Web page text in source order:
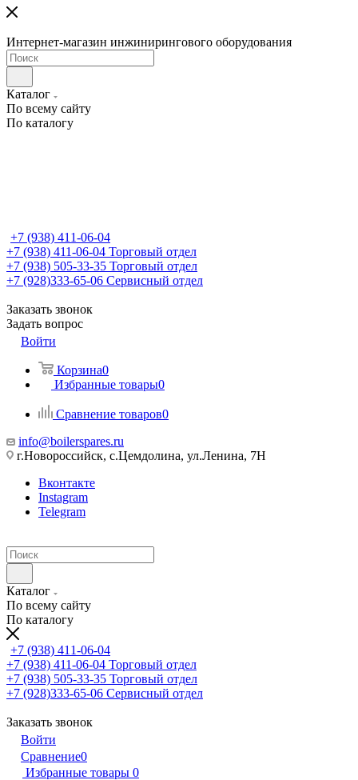
Интернет-магазин инжинирингового оборудования
Каталог
По всему сайту
По каталогу
+7 (938) 411-06-04
+7 (938) 411-06-04 Торговый отдел
+7 (938) 505-33-35 Торговый отдел
+7 (928)333-65-06 Сервисный отдел
Заказать звонок
Задать вопрос
Войти
Корзина0
Избранные товары0
Сравнение товаров0
info@boilerspares.ru
г.Новороссийск, с.Цемдолина, ул.Ленина, 7Н
Вконтакте
Instagram
Telegram
Каталог
По всему сайту
По каталогу
+7 (938) 411-06-04
+7 (938) 411-06-04 Торговый отдел
+7 (938) 505-33-35 Торговый отдел
+7 (928)333-65-06 Сервисный отдел
Заказать звонок
Войти
Сравнение0
Избранные товары 0